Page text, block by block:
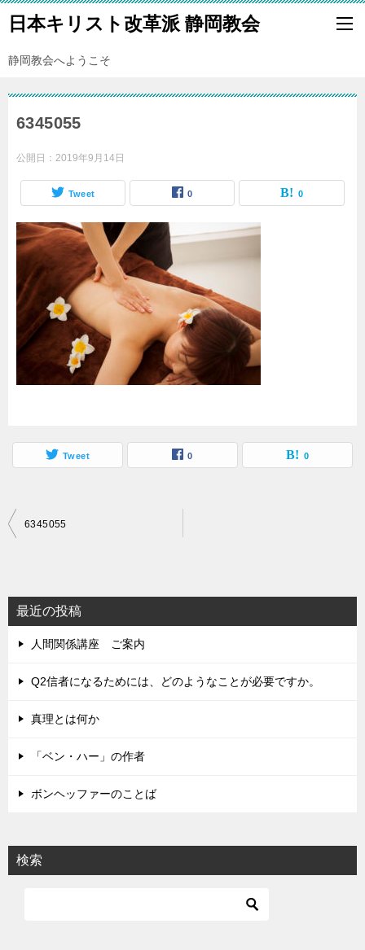
日本キリスト改革派 静岡教会
静岡教会へようこそ
6345055
公開日： 2019年9月14日
Tweet 0 0
Tweet 0 0
投
ビ
ゲ
ー
シ
6345055
最近の投稿
人間関係講座 ご案内
Q2信者になるためには、どのようなことが必要ですか。
真理とは何か
「ベン・ハー」の作者
ボンヘッファーのことば
検索